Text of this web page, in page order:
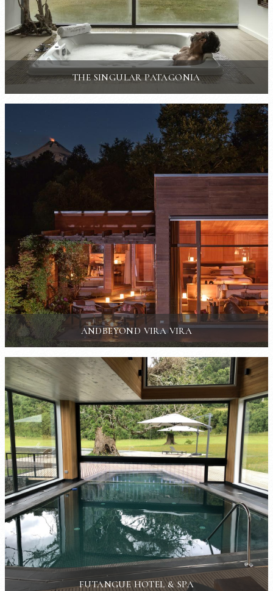
THE SINGULAR PATAGONIA
ANDBEYOND VIRA VIRA
FUTANGUE HOTEL & SPA